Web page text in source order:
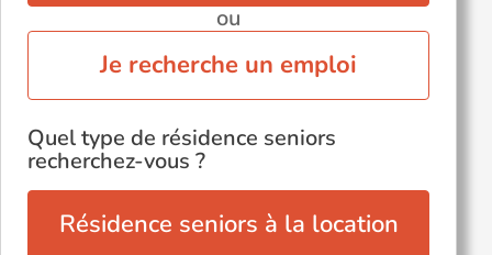
ou
Je recherche un emploi
Quel type de résidence seniors
recherchez-vous ?
Résidence seniors à la location